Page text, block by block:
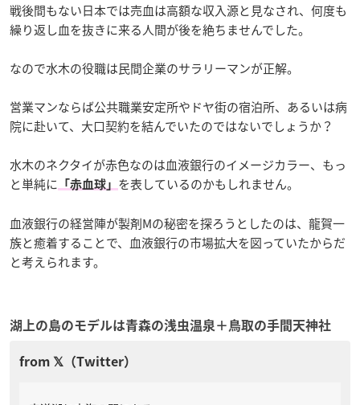
戦後間もない日本では売血は高額な収入源と見なされ、何度も
繰り返し血を抜きに来る人間が後を絶ちませんでした。
なので水木の役職は民間企業のサラリーマンが正解。
営業マンならば公共職業安定所やドヤ街の宿泊所、あるいは病
院に赴いて、大口契約を結んでいたのではないでしょうか？
水木のネクタイが赤色なのは血液銀行のイメージカラー、もっ
と単純に 「赤血球」 を表しているのかもしれません。
血液銀行の経営陣が製剤Mの秘密を探ろうとしたのは、龍賀一
族と癒着することで、血液銀行の市場拡大を図っていたからだ
と考えられます。
湖上の島のモデルは青森の浅虫温泉＋鳥取の手間天神社